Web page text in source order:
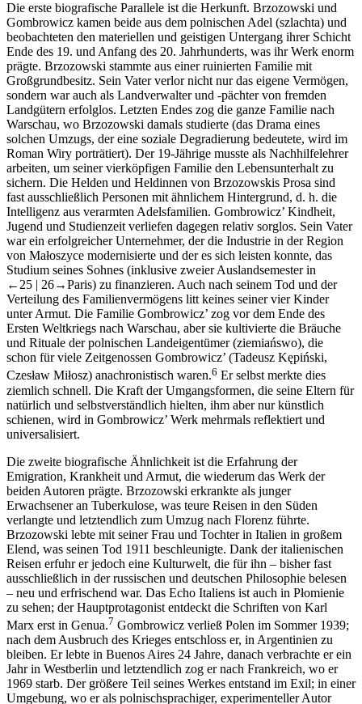
Die erste biografische Parallele ist die Herkunft. Brzozowski und
Gombrowicz kamen beide aus dem polnischen Adel (szlachta) und
beobachteten den materiellen und geistigen Untergang ihrer Schicht
Ende des 19. und Anfang des 20. Jahrhunderts, was ihr Werk enorm
prägte. Brzozowski stammte aus einer ruinierten Familie mit
Großgrundbesitz. Sein Vater verlor nicht nur das eigene Vermögen,
sondern war auch als Landverwalter und -pächter von fremden
Landgütern erfolglos. Letzten Endes zog die ganze Familie nach
Warschau, wo Brzozowski damals studierte (das Drama eines
solchen Umzugs, der eine soziale Degradierung bedeutete, wird im
Roman Wiry porträtiert). Der 19-Jährige musste als Nachhilfelehrer
arbeiten, um seiner vierköpfigen Familie den Lebensunterhalt zu
sichern. Die Helden und Heldinnen von Brzozowskis Prosa sind
fast ausschließlich Personen mit ähnlichem Hintergrund, d. h. die
Intelligenz aus verarmten Adelsfamilien. Gombrowicz’ Kindheit,
Jugend und Studienzeit verliefen dagegen relativ sorglos. Sein Vater
war ein erfolgreicher Unternehmer, der die Industrie in der Region
von Małoszyce modernisierte und der es sich leisten konnte, das
Studium seines Sohnes (inklusive zweier Auslandsemester in
←25 | 26→Paris) zu finanzieren. Auch nach seinem Tod und der
Verteilung des Familienvermögens litt keines seiner vier Kinder
unter Armut. Die Familie Gombrowicz’ zog vor dem Ende des
Ersten Weltkriegs nach Warschau, aber sie kultivierte die Bräuche
und Rituale der polnischen Landeigentümer (ziemiańswo), die
schon für viele Zeitgenossen Gombrowicz’ (Tadeusz Kępiński,
Czesław Miłosz) anachronistisch waren.6 Er selbst merkte dies
ziemlich schnell. Die Kraft der Umgangsformen, die seine Eltern für
natürlich und selbstverständlich hielten, ihm aber nur künstlich
schienen, wird in Gombrowicz’ Werk mehrmals reflektiert und
universalisiert.
Die zweite biografische Ähnlichkeit ist die Erfahrung der
Emigration, Krankheit und Armut, die wiederum das Werk der
beiden Autoren prägte. Brzozowski erkrankte als junger
Erwachsener an Tuberkulose, was teure Reisen in den Süden
verlangte und letztendlich zum Umzug nach Florenz führte.
Brzozowski lebte mit seiner Frau und Tochter in Italien in großem
Elend, was seinen Tod 1911 beschleunigte. Dank der italienischen
Reisen erfuhr er jedoch eine Kulturwelt, die für ihn – bisher fast
ausschließlich in der russischen und deutschen Philosophie belesen
– neu und erfrischend war. Das Echo Italiens ist auch in Płomienie
zu sehen; der Hauptprotagonist entdeckt die Schriften von Karl
Marx erst in Genua.7 Gombrowicz verließ Polen im Sommer 1939;
nach dem Ausbruch des Krieges entschloss er, in Argentinien zu
bleiben. Er lebte in Buenos Aires 24 Jahre, danach verbrachte er ein
Jahr in Westberlin und letztendlich zog er nach Frankreich, wo er
1969 starb. Der größere Teil seines Werkes entstand im Exil; in einer
Umgebung, wo er als polnischsprachiger, experimenteller Autor